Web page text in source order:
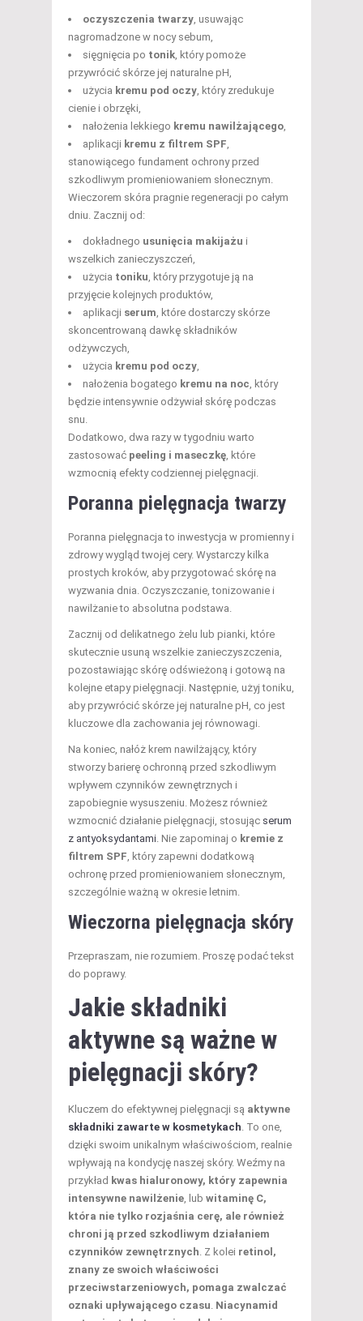
oczyszczenia twarzy , usuwając
nagromadzone w nocy sebum,
sięgnięcia po tonik , który pomoże
przywrócić skórze jej naturalne pH,
użycia kremu pod oczy , który zredukuje
cienie i obrzęki,
nałożenia lekkiego kremu nawilżającego
aplikacji kremu z filtrem SPF
stanowiącego fundament ochrony przed
szkodliwym promieniowaniem słonecznym.
Wieczorem skóra pragnie regeneracji po całym
dniu. Zacznij od:
dokładnego usunięcia makijażu i
wszelkich zanieczyszczeń,
użycia toniku , który przygotuje ją na
przyjęcie kolejnych produktów,
aplikacji serum , które dostarczy skórze
skoncentrowaną dawkę składników
odżywczych,
użycia kremu pod oczy
nałożenia bogatego kremu na noc , który
będzie intensywnie odżywiał skórę podczas
snu.
Dodatkowo, dwa razy w tygodniu warto
zastosować peeling i maseczkę , które
wzmocnią efekty codziennej pielęgnacji.
Poranna pielęgnacja twarzy
Poranna pielęgnacja to inwestycja w promienny i
zdrowy wygląd twojej cery. Wystarczy kilka
prostych kroków, aby przygotować skórę na
wyzwania dnia. Oczyszczanie, tonizowanie i
nawilżanie to absolutna podstawa.
Zacznij od delikatnego żelu lub pianki, które
skutecznie usuną wszelkie zanieczyszczenia,
pozostawiając skórę odświeżoną i gotową na
kolejne etapy pielęgnacji. Następnie, użyj toniku,
aby przywrócić skórze jej naturalne pH, co jest
kluczowe dla zachowania jej równowagi.
Na koniec, nałóż krem nawilżający, który
stworzy barierę ochronną przed szkodliwym
wpływem czynników zewnętrznych i
zapobiegnie wysuszeniu. Możesz również
wzmocnić działanie pielęgnacji, stosując serum
z antyoksydantami . Nie zapominaj o kremie z
filtrem SPF , który zapewni dodatkową
ochronę przed promieniowaniem słonecznym,
szczególnie ważną w okresie letnim.
Wieczorna pielęgnacja skóry
Przepraszam, nie rozumiem. Proszę podać tekst
do poprawy.
Jakie składniki
aktywne są ważne w
pielęgnacji skóry?
Kluczem do efektywnej pielęgnacji są aktywne
składniki zawarte w kosmetykach . To one,
dzięki swoim unikalnym właściwościom, realnie
wpływają na kondycję naszej skóry. Weźmy na
przykład kwas hialuronowy, który zapewnia
intensywne nawilżenie , lub witaminę C,
która nie tylko rozjaśnia cerę, ale również
chroni ją przed szkodliwym działaniem
czynników zewnętrznych . Z kolei retinol,
znany ze swoich właściwości
przeciwstarzeniowych, pomaga zwalczać
oznaki upływającego czasu Niacynamid